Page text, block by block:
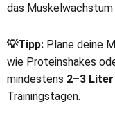
das
💡Tipp: Plane deine
wie Proteinshakes
mindestens 2–3
Trainingstagen.